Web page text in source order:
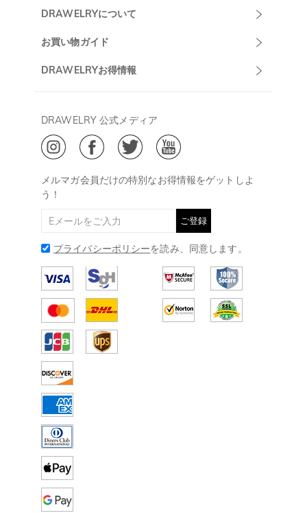
DRAWELRYについて
DRAWELRYについて
ご利用規約
ご特定商取引法に基づく表示
お買い物ガイド
発送について
ジュエリーお手入れ
Drawelry Blog
DRAWELRYお得情報
会員・ポイントについて
メルマガ会員だけの特別なお得情報をゲットしよ
う！
ご登録
プライバシーポリシーを読み、同意します。
DRAWELRY 公式メディア